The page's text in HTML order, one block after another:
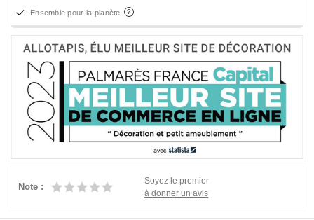
Ensemble pour la planète
Note :
Soyez le premier
à donner un avis